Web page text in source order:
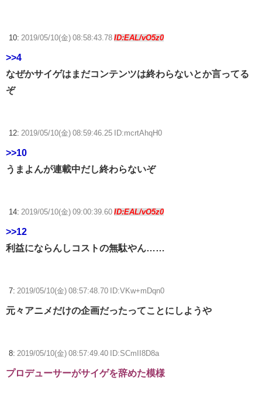
10: 2019/05/10(金) 08:58:43.78 ID:EAL/vO5z0
>>4
なぜかサイゲはまだコンテンツは終わらないとか言ってる
ぞ
12: 2019/05/10(金) 08:59:46.25 ID:mcrtAhqH0
>>10
うまよんが連載中だし終わらないぞ
14: 2019/05/10(金) 09:00:39.60 ID:EAL/vO5z0
>>12
利益にならんしコストの無駄やん……
7: 2019/05/10(金) 08:57:48.70 ID:VKw+mDqn0
元々アニメだけの企画だったってことにしようや
8: 2019/05/10(金) 08:57:49.40 ID:SCmII8D8a
プロデューサーがサイゲを辞めた模様